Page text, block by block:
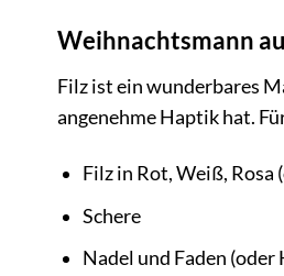
Weihnachtsmann
Filz ist ein wunderbares
angenehme Haptik hat.
Filz in Rot, Weiß, Rosa
Schere
Nadel und Faden